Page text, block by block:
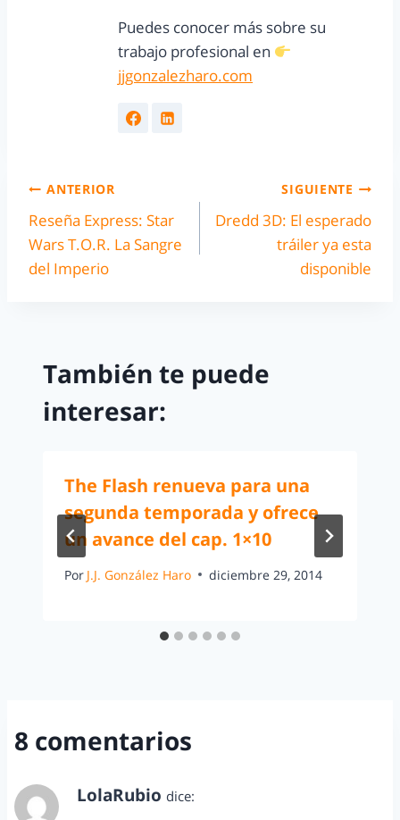
Puedes conocer más sobre su
trabajo profesional en
jjgonzalezharo.com
ANTERIOR
Reseña Express: Star
Wars T.O.R. La Sangre
del Imperio
SIGUIENTE
Dredd 3D: El esperado
tráiler ya esta
disponible
También te puede
interesar:
The Flash renueva para una
segunda temporada y ofrece
un avance del cap. 1×10
Por J.J. González Haro diciembre 29, 2014
8 comentarios
LolaRubio dice: